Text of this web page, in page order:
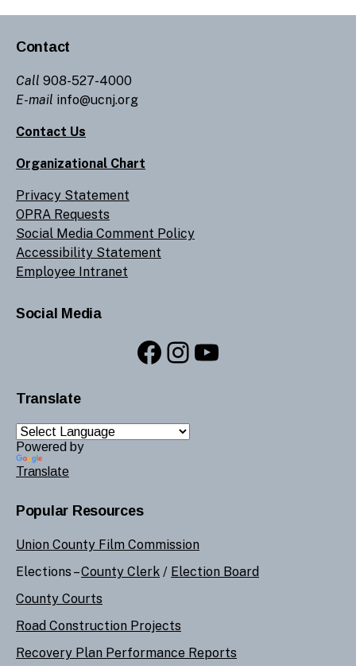
Contact
Call 908-527-4000
E-mail info@ucnj.org
Contact Us
Organizational Chart
Privacy Statement
OPRA Requests
Social Media Comment Policy
Accessibility Statement
Employee Intranet
Social Media
Facebook
Instagram
YouTube
Translate
Powered by
Translate
Popular Resources
Union County Film Commission
Elections –County Clerk / Election Board
County Courts
Road Construction Projects
Recovery Plan Performance Reports